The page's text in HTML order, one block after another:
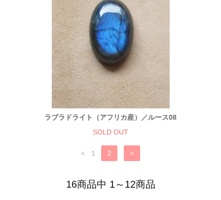
ラブラドライト（アフリカ産）／ルース08
SOLD OUT
< 1 2 >
16商品中 1～12商品